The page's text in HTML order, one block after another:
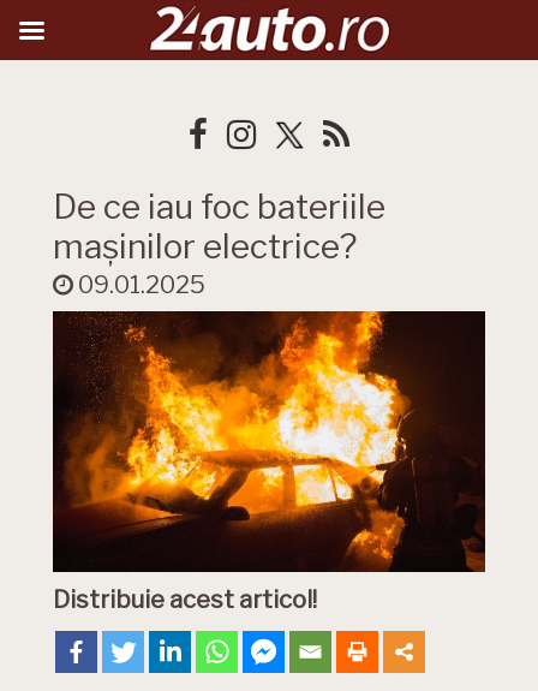
De ce iau foc bateriile
mașinilor electrice?
09.01.2025
Distribuie acest articol!